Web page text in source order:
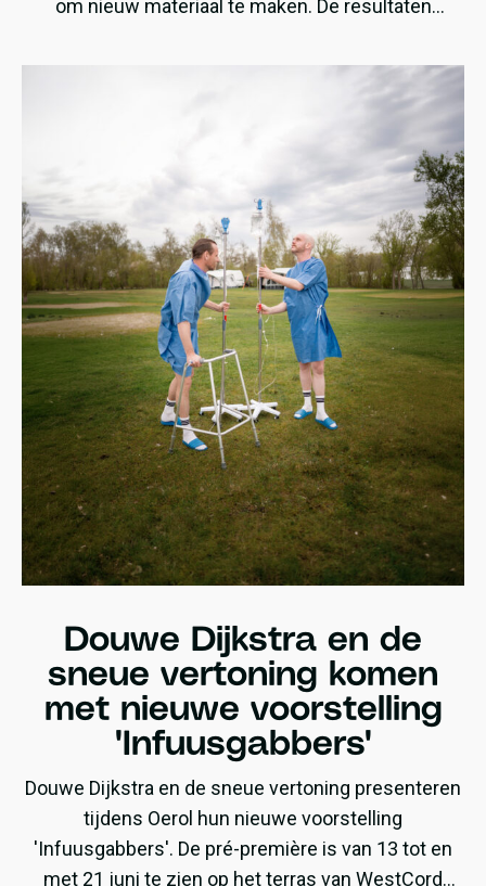
om nieuw materiaal te maken. De resultaten
het Fries Straatfestival en Noardewyn.
Douwe Dijkstra en de
sneue vertoning komen
met nieuwe voorstelling
'Infuusgabbers'
Douwe Dijkstra en de sneue vertoning presenteren
tijdens Oerol hun nieuwe voorstelling
'Infuusgabbers'. De pré-première is van 13 tot en
met 21 juni te zien op het terras van WestCord